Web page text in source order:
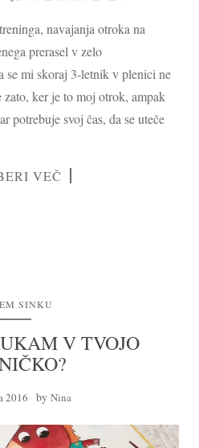
navajanja otroka na
prerasel v zelo
se mi skoraj 3-letnik v plenici ne
zato, ker je to moj otrok, ampak
potrebuje svoj čas, da se uteče
VEČ
SINKU
V TVOJO
2016 by Nina